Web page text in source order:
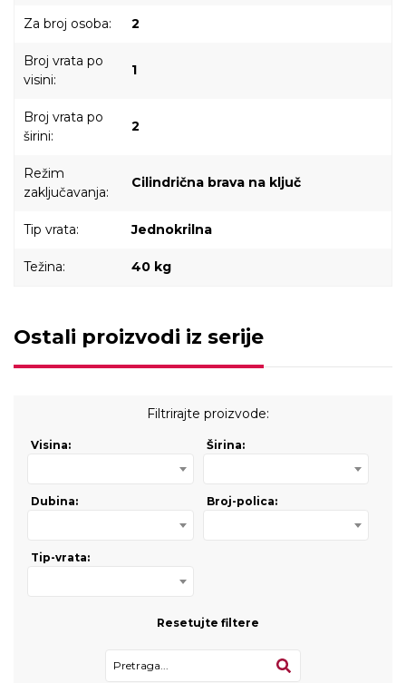
Za broj osoba: 2
Broj vrata po
visini:
1
Broj vrata po
širini:
2
Režim
zaključavanja:
Cilindrična brava na ključ
Tip vrata: Jednokrilna
Težina: 40 kg
Ostali proizvodi iz serije
Filtrirajte proizvode:
Visina: Širina:
Dubina: Broj-polica:
Tip-vrata:
Resetujte filtere